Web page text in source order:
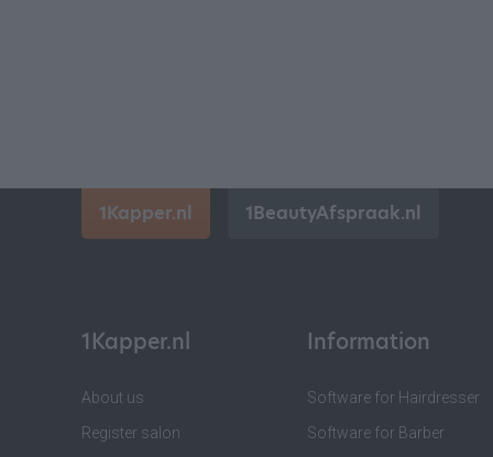
1Kapper.nl 1BeautyAfspraak.nl
1Kapper.nl
About us
Register salon
Information
Software for Hairdresser
Software for Barber